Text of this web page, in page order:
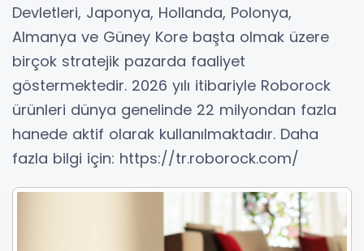
Devletleri, Japonya, Hollanda, Polonya,
Almanya ve Güney Kore başta olmak üzere
birçok stratejik pazarda faaliyet
göstermektedir. 2026 yılı itibariyle Roborock
ürünleri dünya genelinde 22 milyondan fazla
hanede aktif olarak kullanılmaktadır. Daha
fazla bilgi için: https://tr.roborock.com/